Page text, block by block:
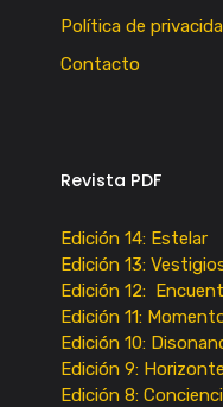
Política de
Contacto
Revista PDF
Edición 14: Estelar
Edición 13:
Edición 12:
Edición 11:
Edición 10:
Edición 9:
Edición 8: